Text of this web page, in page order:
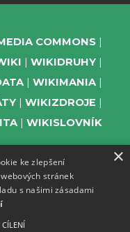
COMMONS
WIKIDRUHY
WIKIMANIA
WIKIZDROJE
WIKISLOVNÍK
PODPOŘTE NÁS
NEWSLETTER
UDÁLOSTÍ WMČR
×
ke zlepšení
stránek
s našimi zásadami